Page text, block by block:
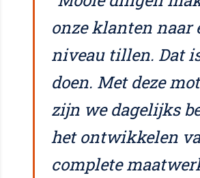
onze klanten naar
niveau tillen. Dat
doen. Met deze
zijn we dagelijks
het ontwikkelen
complete